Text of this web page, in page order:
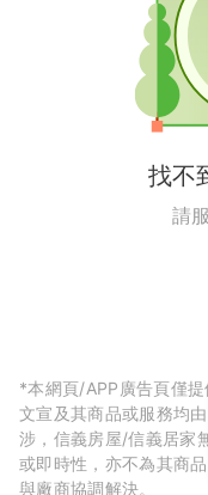
找不
請
*本網頁/APP廣告頁僅
文宣及其商品或服務均
涉，信義房屋/信義居家
或即時性，亦不為其商
與廠商協調解決。